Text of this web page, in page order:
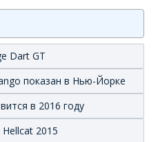
Dart GT
показан в Нью-Йорке
в 2016 году
2015